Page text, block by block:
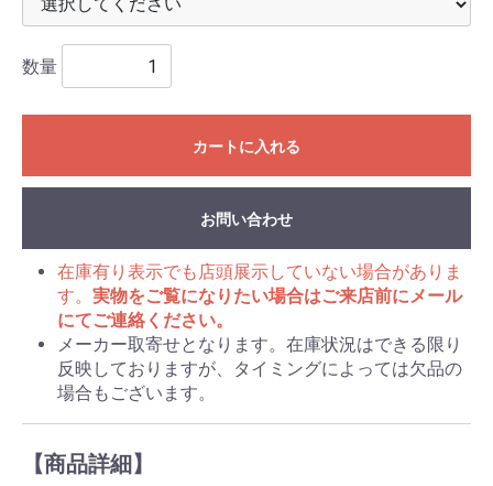
数量
カートに入れる
お問い合わせ
在庫有り表示でも店頭展示していない場合がありま
す。 実物をご覧になりたい場合はご来店前にメール
にてご連絡ください。
メーカー取寄せとなります。在庫状況はできる限り
反映しておりますが、タイミングによっては欠品の
場合もございます。
【商品詳細】